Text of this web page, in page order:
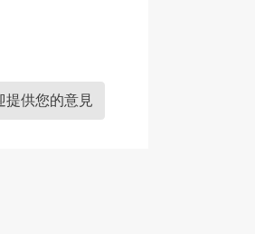
提供您的意見